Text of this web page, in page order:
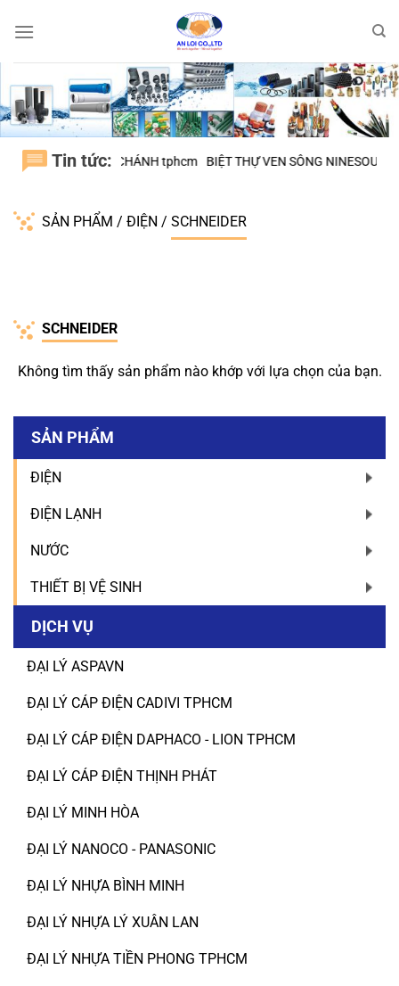
qua
Tin tức:
SƠN, H.BÌNH CHÁNH tphcm BIỆT THỰ VEN SÔNG NINESOUTH –
SẢN PHẨM / ĐIỆN / SCHNEIDER
SẢN PHẨM
ĐIỆN
ĐIỆN LẠNH
NƯỚC
THIẾT BỊ VỆ SINH
DỊCH VỤ
ĐẠI LÝ ASPAVN
ĐẠI LÝ CÁP ĐIỆN CADIVI TPHCM
ĐẠI LÝ CÁP ĐIỆN DAPHACO - LION TPHCM
ĐẠI LÝ CÁP ĐIỆN THỊNH PHÁT
ĐẠI LÝ MINH HÒA
ĐẠI LÝ NANOCO - PANASONIC
ĐẠI LÝ NHỰA BÌNH MINH
ĐẠI LÝ NHỰA LÝ XUÂN LAN
ĐẠI LÝ NHỰA TIỀN PHONG TPHCM
SCHNEIDER
Không tìm thấy sản phẩm nào khớp với lựa chọn của bạn.